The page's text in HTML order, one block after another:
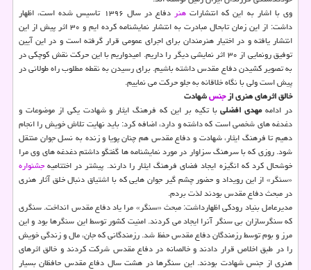
وی با اشار به این که انتشارات هنر
دفاع در سال ۱۳۹۶ تاسیس شده است، اظهار
داشت: از این زمان تابحال مبادرت به انتشار نمایشنامه کرده ایم و ۳۰ اثر پیش از این
انتشار یافته و در اختیار هنرمندان برای اجرای عمومی قرار گرفته است و در این آیین
توفیق رونمایی از ۳۰ اثر نمایشی دیگر را داریم. امیدواریم با این حرکت نقش کوچکی در
به تصویر کشیدن دفاع مقدس داشته باشیم. برای رسیدن به نقطه مطلوب راه طولانی در
پیش است ولی با نگاه خلاقانه به جلو حرکت می نماییم.
خالق اثرهای هنری ازجنسشهادت
در ادامهمهدی افضلیبا تکیه بر این که فرهنگ ایثار و شهادت یکی از موضوعات و
دغدغه های شخصی است که داشته و دارد، اضافه کرد: باید نهایت تلاش خویش را انجام
دهیم تا فرهنگ ایثار، شهادت و دفاع مقدس هم چنان پویا و زنده به نسل جوان منتقل
شود. روزی که با سرهنگ سزاوار در مورد نمایشنامه ها گفتگو داشتم دغدغه های وی مرا
خوشحال کرد که انگیزه ایجاد فضای فرهنگ ایثار را دارند. پیشتر در اختتامیهجشنواره
«سنگر» از این رویداد و حضور چشم گیر جوان هایی که با اشتیاق دنبال خلق آثار هنری
در مبحث دفاع مقدس بودند لذت بردم.
مدیرعامل بنیاد رودکی اظهارداشت: مبحث «سنگر» مرا یاد دفاع مقدس انداخت. سنگری
که سنگرسازان بی سنگر آنرا ایجاد می کردند. امنیت کشور توسط این سنگرها بود و این
مرز و بوم توسط رزمندگان دفاع مقدس حفظ شد. رزمندگانی که جان، مال و زندگی خویش
را در طبق اخلاص قرار دادند و خالصانه در دفاع مقدس شرکت کردند و خالق اثرهای
هنری از جنس شهادت بودند. این سنگرها در هشت سال دفاع مقدس حافظان بسیار